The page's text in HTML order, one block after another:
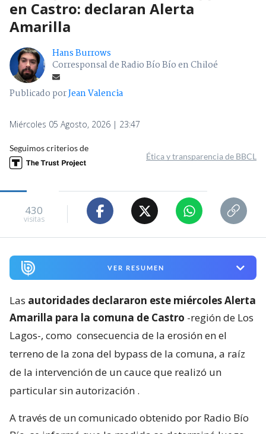
en Castro: declaran Alerta
Amarilla
Hans Burrows
Corresponsal de Radio Bío Bío en Chiloé
Publicado porJean Valencia
Miércoles 05 Agosto, 2026 | 23:47
Seguimos criterios de
Ética y transparencia de BBCL
430
visitas
VER RESUMEN
Las autoridades declararon este miércoles Alerta
Amarilla para la comuna de Castro -región de Los
Lagos-, como consecuencia de la erosión en el
terreno de la zona del bypass de la comuna, a raíz
de la intervención de un cauce que realizó un
particular sin autorización .
A través de un comunicado obtenido por Radio Bío